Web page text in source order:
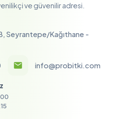
ve güvenilir adresi.
Seyrantepe/Kağıthane -
info@probitki.com